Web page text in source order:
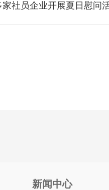
社员企业开展夏日慰问
新闻中心